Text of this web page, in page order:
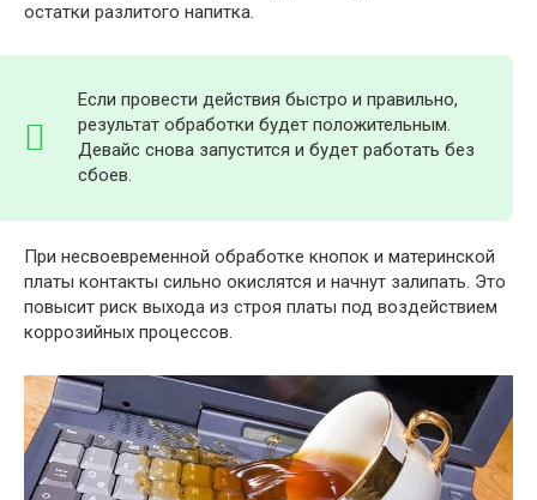
остатки разлитого напитка.
Если провести действия быстро и правильно,
результат обработки будет положительным.
Девайс снова запустится и будет работать без
сбоев.
При несвоевременной обработке кнопок и материнской
платы контакты сильно окислятся и начнут залипать. Это
повысит риск выхода из строя платы под воздействием
коррозийных процессов.